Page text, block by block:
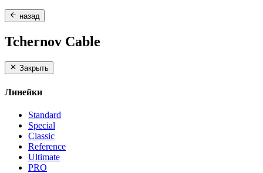
назад
Tchernov Cable
Закрыть
Линейки
Standard
Special
Classic
Reference
Ultimate
PRO